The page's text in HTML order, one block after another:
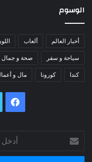
الوسوم
أخبار العالم ألعاب
سياحة و سفر صحة و جمال
كندا كورونا مال و
بريدك
الإلكتروني